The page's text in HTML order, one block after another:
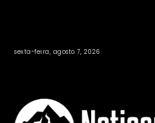
sexta-feira, agosto 7, 2026